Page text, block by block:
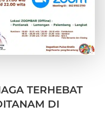
TERHEBAT
DI